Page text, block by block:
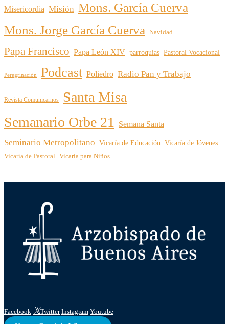
Misericordia Misión Mons. García Cuerva
Mons. Jorge García Cuerva
Navidad
Papa Francisco Papa León XIV parroquias Pastoral Vocacional
Peregrinación Podcast Poliedro Radio Pan y Trabajo
Revista Comunicarnos
Santa Misa
Semanario Orbe 21 Semana Santa
Seminario Metropolitano Vicaría de Educación Vicaría de Jóvenes
Vicaría de Pastoral Vicaría para Niños
Facebook Twitter Instagram Youtube